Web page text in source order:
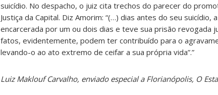
suicídio. No despacho, o juiz cita trechos do parecer do
Justiça da Capital. Diz Amorim: “(…) dias antes do seu
encarcerada por um ou dois dias e teve sua prisão revogada
fatos, evidentemente, podem ter contribuído para o
levando-o ao ato extremo de ceifar a sua própria vida”.”
Luiz Maklouf Carvalho, enviado especial a Florianópolis, O